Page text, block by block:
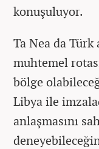
konuşuluyor.
Ta Nea da
muhtemel
bölge
Libya ile
anlaşmasını